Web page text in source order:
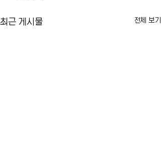
최근 게시물 전체 보기